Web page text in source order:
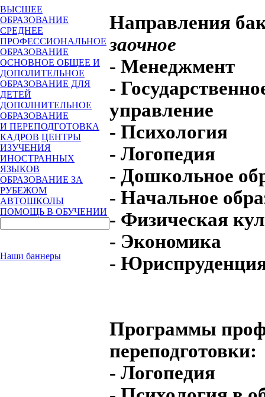
ВЫСШЕЕ
ОБРАЗОВАНИЕ
СРЕДНЕЕ
ПРОФЕССИОНАЛЬНОЕ
ОБРАЗОВАНИЕ
ОСНОВНОЕ ОБЩЕЕ И
ДОПОЛИТЕЛЬНОЕ
ОБРАЗОВАНИЕ ДЛЯ
ДЕТЕЙ
ДОПОЛНИТЕЛЬНОЕ
ОБРАЗОВАНИЕ
И ПЕРЕПОДГОТОВКА
КАДРОВ ЦЕНТРЫ
ИЗУЧЕНИЯ
ИНОСТРАННЫХ
ЯЗЫКОВ
ОБРАЗОВАНИЕ ЗА
РУБЕЖОМ
АВТОШКОЛЫ
ПОМОЩЬ В ОБУЧЕНИИ
Наши баннеры
Направления
заочное
- Менеджмент
-
управление
- Психология
- Логопедия
- Дошкольное
- Начальное
- Физическая
- Экономика
-
Программы
переподготовки:
- Логопедия